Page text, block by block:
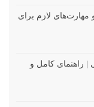
مهارت‌های لازم برای
| راهنمای کامل و